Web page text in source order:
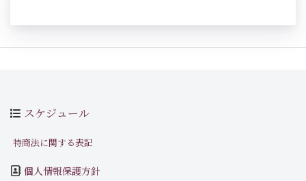
スケジュール
特商法に関する表記
個人情報保護方針